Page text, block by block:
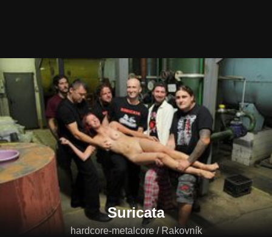
Suricata
hardcore-metalcore / Rakovník